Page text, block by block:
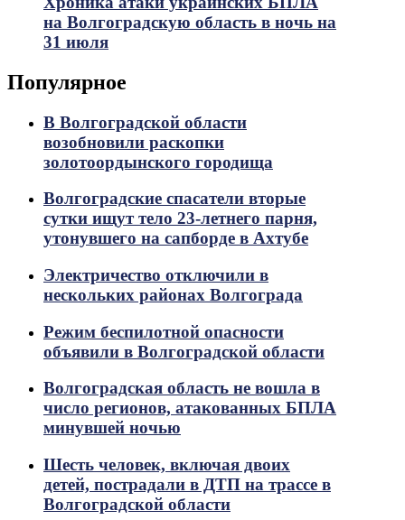
на Волгоградскую область в ночь на
31 июля
Популярное
В Волгоградской области
возобновили раскопки
золотоордынского городища
Волгоградские спасатели вторые
сутки ищут тело 23-летнего парня,
утонувшего на сапборде в Ахтубе
Электричество отключили в
нескольких районах Волгограда
Режим беспилотной опасности
объявили в Волгоградской области
Волгоградская область не вошла в
число регионов, атакованных БПЛА
минувшей ночью
Шесть человек, включая двоих
детей, пострадали в ДТП на трассе в
Волгоградской области